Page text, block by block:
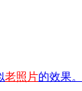
老照片的效果